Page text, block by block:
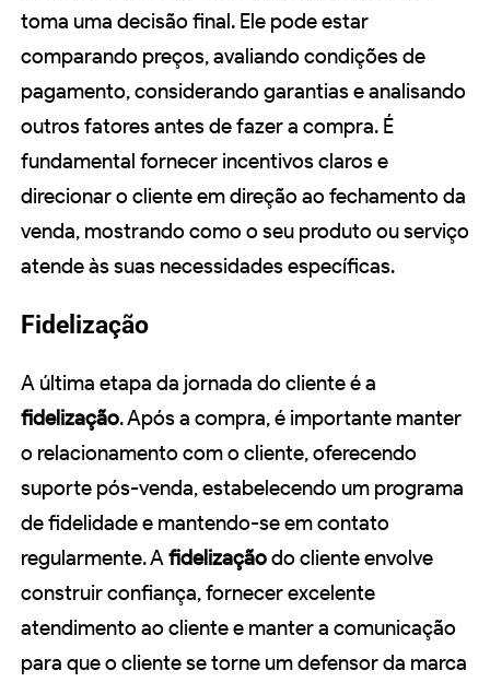
toma uma decisão final. Ele pode estar
comparando preços, avaliando condições de
pagamento, considerando garantias e analisando
outros fatores antes de fazer a compra. É
fundamental fornecer incentivos claros e
direcionar o cliente em direção ao fechamento da
venda, mostrando como o seu produto ou serviço
atende às suas necessidades específicas.
Fidelização
A última etapa da jornada do cliente é a
fidelização. Após a compra, é importante manter
o relacionamento com o cliente, oferecendo
suporte pós-venda, estabelecendo um programa
de fidelidade e mantendo-se em contato
regularmente. Afidelizaçãodo cliente envolve
construir confiança, fornecer excelente
atendimento ao cliente e manter a comunicação
para que o cliente se torne um defensor da marca